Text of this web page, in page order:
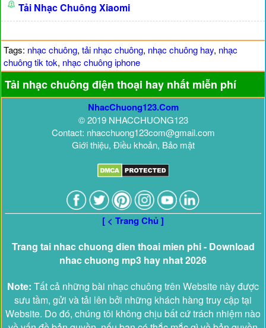
Tải Nhạc Chuông Xiaomi
Tags: nhạc chuông, tải nhạc chuông, nhạc chuông hay, nhạc
chuông tik tok, nhạc chuông iphone
Tải nhạc chuông điện thoại hay nhất miễn phí
NhacChuong123.Com
© 2019 NHACCHUONG123
Contact: nhacchuong123com@gmail.com
Giới thiệu, Điều khoản, Bảo mật
[ < Trang Chủ ]
Trang tai nhac chuong dien thoai mien phi - Download
nhac chuong mp3 hay nhat 2026
Note: Tất cả những bài nhạc chuông trên Website này được
sưu tầm, gửi và tải lên bởi những khách hàng truy cập tại
Website. Do đó, chúng tôi không chịu bất cứ trách nhiệm nào